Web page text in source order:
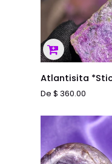
Atlantisita
y
Atlantisita
De $ 360.00